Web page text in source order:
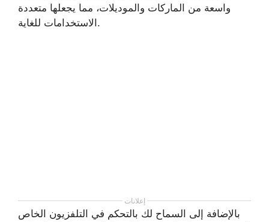
واسعة من الماركات والموديلات، مما يجعلها متعددة
الاستخدامات للغاية.
إعلانات
بالإضافة إلى السماح لك بالتحكم في التلفزيون الخاص